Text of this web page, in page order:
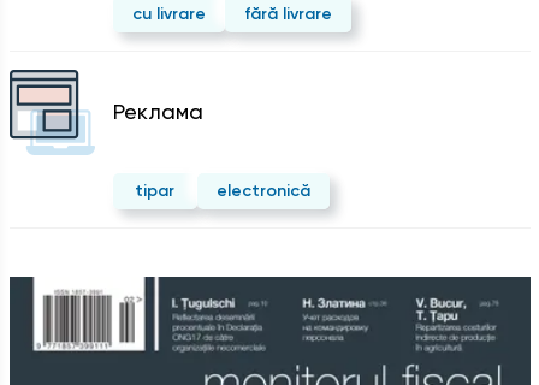
cu livrare fără livrare
Реклама
tipar electronică